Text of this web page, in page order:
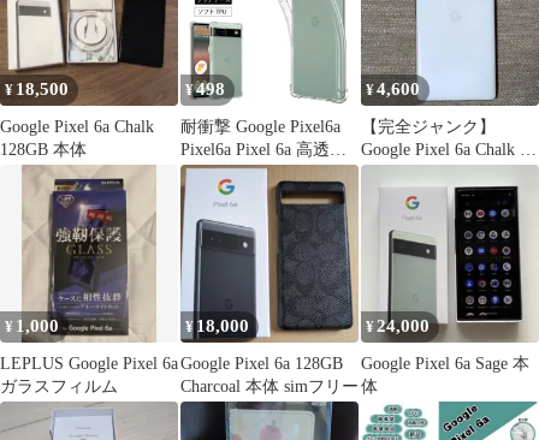
¥ 18,500
Google Pixel 6a Chalk
128GB 本体
¥498
耐衝撃 Google Pixel6a
Pixel6a Pixel 6a 高透明
耐衝撃 防指紋 TPU ス
トラップホール ピクセ
ル 6 グーグル ソフト
クリア ケース カバー
マイクロドット加工 送
料無料
¥4,600
【完全ジャンク】
Google Pixel 6a Chalk 本
体のみ 画面割れ
¥ 1,000
LEPLUS Google Pixel 6a
ガラスフィルム
¥ 18,000
Google Pixel 6a 128GB
Charcoal 本体 simフリー
¥24,000
Google Pixel 6a Sage 本
体